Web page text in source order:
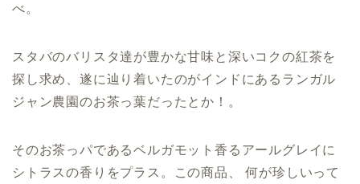
べ。
スタバのバリスタ達が豊かな甘味と深いコクの紅茶を
探し求め、遂に辿り着いたのがインドにあるランガル
ジャン農園のお茶っ葉だったとか！。
そのお茶っパであるベルガモット香るアールグレイに
シトラスの香りをプラス。この商品、 何が珍しいって